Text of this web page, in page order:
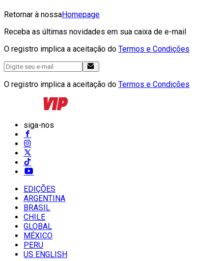
Retornar à nossaHomepage
Receba as últimas novidades em sua caixa de e-mail
O registro implica a aceitação do Termos e Condições
O registro implica a aceitação do Termos e Condições
siga-nos
EDIÇÕES
ARGENTINA
BRASIL
CHILE
GLOBAL
MÉXICO
PERU
US ENGLISH